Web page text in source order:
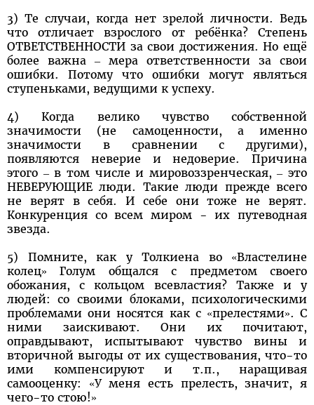
3) Те случаи, когда нет зрелой личности. Ведь
что отличает взрослого от ребёнка? Степень
ОТВЕТСТВЕННОСТИ за свои достижения. Но ещё
более важна – мера ответственности за свои
ошибки. Потому что ошибки могут являться
ступеньками, ведущими к успеху.
4) Когда велико чувство собственной
значимости (не самоценности, а именно
значимости в сравнении с другими),
появляются неверие и недоверие. Причина
этого – в том числе и мировоззренческая, – это
НЕВЕРУЮЩИЕ люди. Такие люди прежде всего
не верят в себя. И себе они тоже не верят.
Конкуренция со всем миром - их путеводная
звезда.
5) Помните, как у Толкиена во «Властелине
колец» Голум общался с предметом своего
обожания, с кольцом всевластия? Также и у
людей: со своими блоками, психологическими
проблемами они носятся как с «прелестями». С
ними заискивают. Они их почитают,
оправдывают, испытывают чувство вины и
вторичной выгоды от их существования, что-то
ими компенсируют и т.п., наращивая
самооценку: «У меня есть прелесть, значит, я
чего-то стою!»